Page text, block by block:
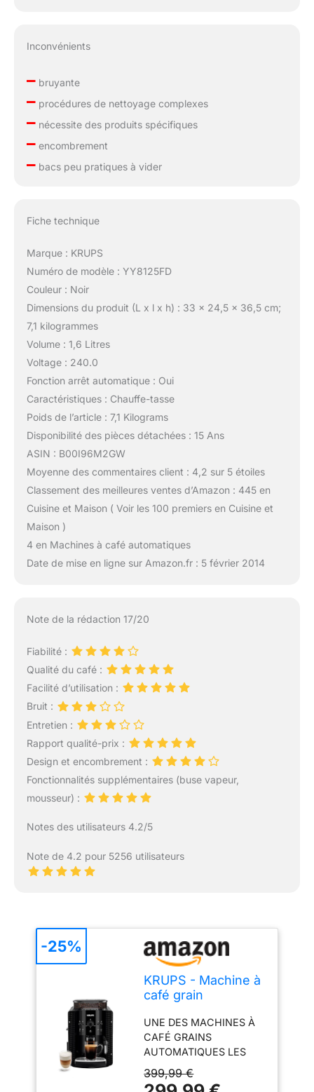
Inconvénients
–bruyante
–procédures de nettoyage complexes
–nécessite des produits spécifiques
–encombrement
–bacs peu pratiques à vider
Fiche technique
Marque : KRUPS
Numéro de modèle : YY8125FD
Couleur : Noir
Dimensions du produit (L x l x h) : 33 x 24,5 x 36,5 cm;
7,1 kilogrammes
Volume : 1,6 Litres
Voltage : 240.0
Fonction arrêt automatique : Oui
Caractéristiques : Chauffe-tasse
Poids de l’article : 7,1 Kilograms
Disponibilité des pièces détachées : 15 Ans
ASIN : B00I96M2GW
Moyenne des commentaires client : 4,2 sur 5 étoiles
Classement des meilleures ventes d’Amazon : 445 en
Cuisine et Maison ( Voir les 100 premiers en Cuisine et
Maison )
4 en Machines à café automatiques
Date de mise en ligne sur Amazon.fr : 5 février 2014
Note de la rédaction 17/20
Fiabilité :
Qualité du café :
Facilité d’utilisation :
Bruit :
Entretien :
Rapport qualité-prix :
Design et encombrement :
Fonctionnalités supplémentaires (buse vapeur,
mousseur) :
Notes des utilisateurs 4.2/5
Note de 4.2 pour 5256 utilisateurs
KRUPS - Machine à
café grain
Essential Compacte
Noire - 15 bars
UNE DES MACHINES À
CAFÉ GRAINS
AUTOMATIQUES LES
PLUS COMPACTES DU
MARCHÉ (L 24,5 X P 33
399,99 €
-25%